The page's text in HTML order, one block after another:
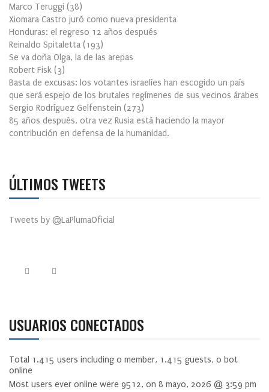
Marco Teruggi (38)
Xiomara Castro juró como nueva presidenta
Honduras: el regreso 12 años después
Reinaldo Spitaletta (193)
Se va doña Olga, la de las arepas
Robert Fisk (3)
Basta de excusas: los votantes israelíes han escogido un país
que será espejo de los brutales regímenes de sus vecinos árabes
Sergio Rodríguez Gelfenstein (273)
85 años después, otra vez Rusia está haciendo la mayor
contribución en defensa de la humanidad.
ÚLTIMOS TWEETS
Tweets by @LaPlumaOficial
USUARIOS CONECTADOS
Total 1.415 users including 0 member, 1.415 guests, 0 bot
online
Most users ever online were 9512, on 8 mayo, 2026 @ 3:59 pm